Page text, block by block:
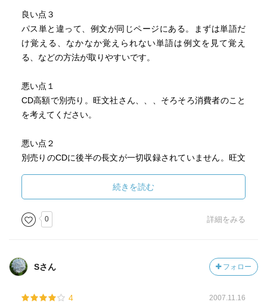
良い点３
パス単と違って、例文が同じページにある。まずは単語だ
け覚える、なかなか覚えられない単語は例文を見て覚え
る、などの方法が取りやすいです。
悪い点１
CD高額で別売り。旺文社さん、、、そろそろ消費者のこと
を考えてください。
悪い点２
別売りのCDに後半の長文が一切収録されていません。旺文
んな意地悪する理由がわかりません。
悪い点３
文で覚えるとタイトルにあるにも関わらず、後半の長文が
の長文の見出し語はシソーラス的なものではなく英英的な
説明となっていて前半との統一感がないです。長文で覚え
続きを読む
0 詳細をみる
Sさん フォロー
4 2007.11.16